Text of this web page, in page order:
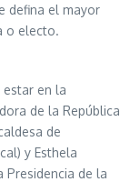
defina el mayor
o electo.
estar en la
de la República
de
y Esthela
Presidencia de la